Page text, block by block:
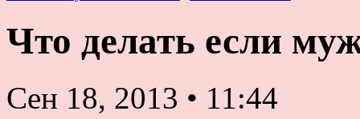
Что делать если
Сен 18, 2013 • 11:44